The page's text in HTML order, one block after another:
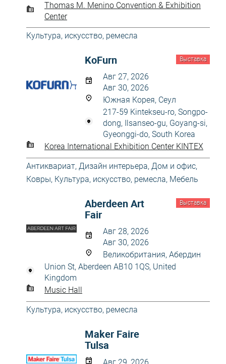
Thomas M. Menino Convention & Exhibition
Center
Культура, искусство, ремесла
Выставка
KoFurn
Авг 27, 2026
Авг 30, 2026
Южная Корея, Сеул
217-59 Kintekseu-ro, Songpo-
dong, Ilsanseo-gu, Goyang-si,
Gyeonggi-do, South Korea
Korea International Exhibition Center KINTEX
Антиквариат, Дизайн интерьера, Дом и офис,
Ковры, Культура, искусство, ремесла, Мебель
Выставка
Aberdeen Art
Fair
Авг 28, 2026
Авг 30, 2026
Великобритания, Абердин
Union St, Aberdeen AB10 1QS, United
Kingdom
Music Hall
Культура, искусство, ремесла
Maker Faire
Tulsa